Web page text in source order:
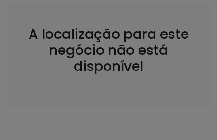
A localização para este
negócio não está
disponível